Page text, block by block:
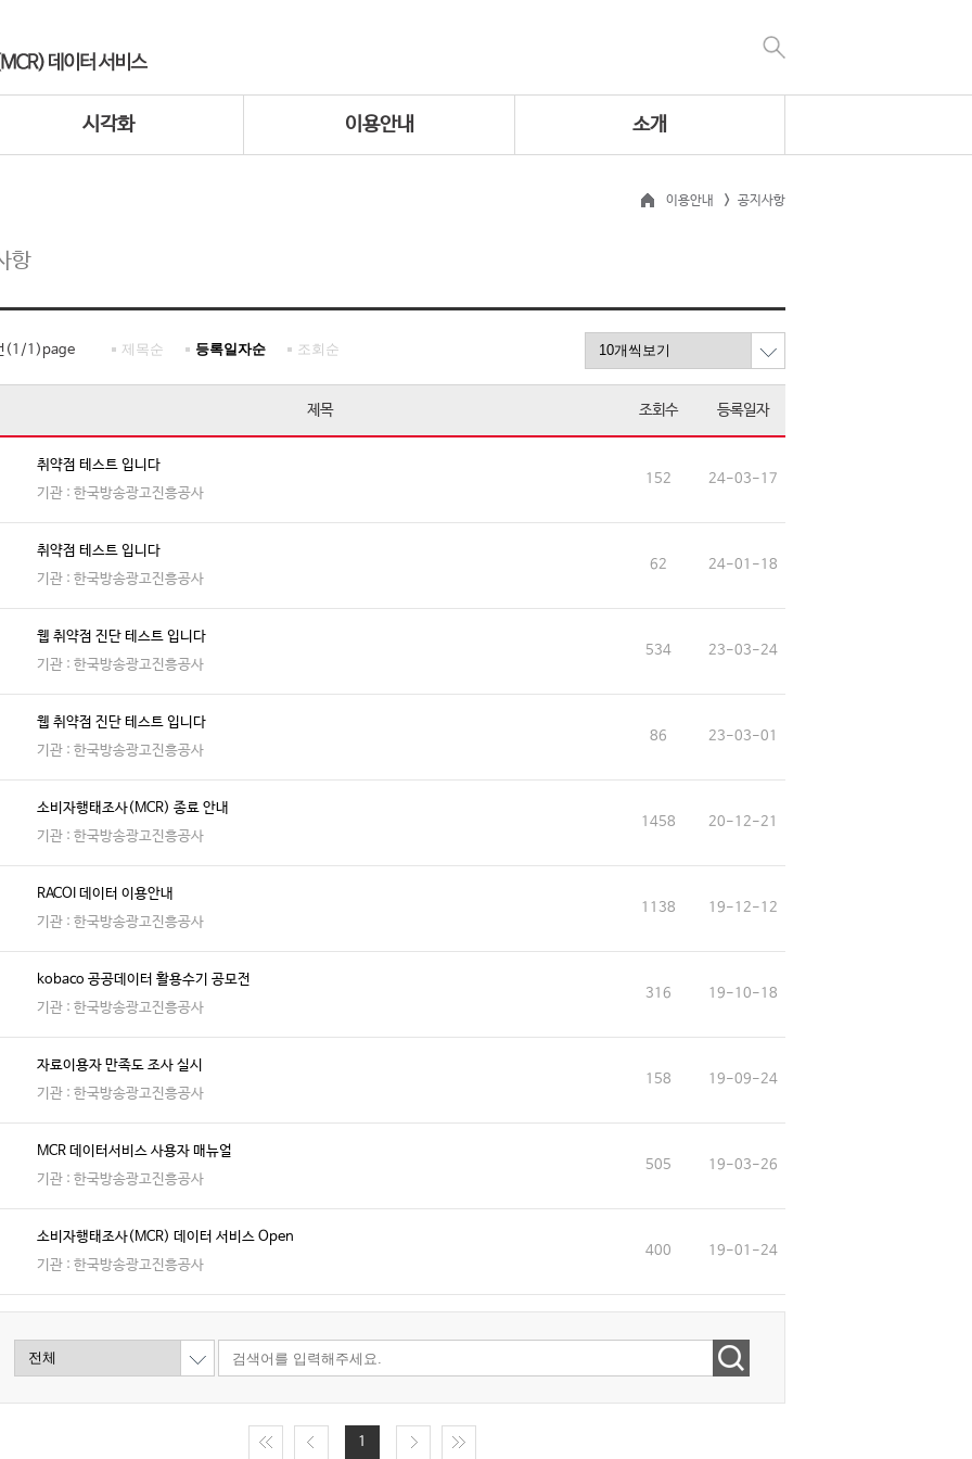
시각화 이용안내 소개
이용안내 공지사항
항
(1 /1 )page 제목순 등록일자순 조회순
제목 조회수 등록일자
취약점 테스트 입니다
기관 : 한국방송광고진흥공사
152 24-03-17
취약점 테스트 입니다
기관 : 한국방송광고진흥공사
62 24-01-18
웹 취약점 진단 테스트 입니다
기관 : 한국방송광고진흥공사
534 23-03-24
웹 취약점 진단 테스트 입니다
기관 : 한국방송광고진흥공사
86 23-03-01
소비자행태조사(MCR) 종료 안내
기관 : 한국방송광고진흥공사
1458 20-12-21
RACOI 데이터 이용안내
기관 : 한국방송광고진흥공사
1138 19-12-12
kobaco 공공데이터 활용수기 공모전
기관 : 한국방송광고진흥공사
316 19-10-18
자료이용자 만족도 조사 실시
기관 : 한국방송광고진흥공사
158 19-09-24
MCR 데이터서비스 사용자 매뉴얼
기관 : 한국방송광고진흥공사
505 19-03-26
소비자행태조사(MCR) 데이터 서비스 Open
기관 : 한국방송광고진흥공사
400 19-01-24
1